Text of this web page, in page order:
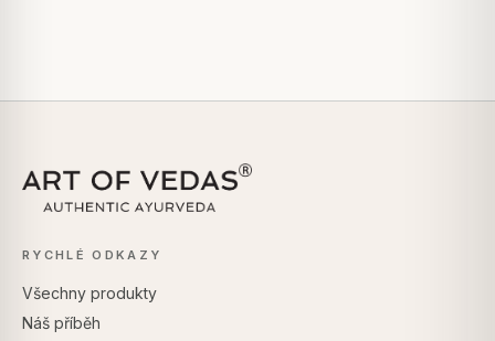
RYCHLÉ ODKAZY
Všechny produkty
Náš příběh